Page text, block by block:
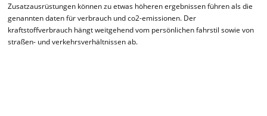
Zusatzausrüstungen können zu etwas höheren ergebnissen führen als die
genannten daten für verbrauch und co2-emissionen. Der
kraftstoffverbrauch hängt weitgehend vom persönlichen fahrstil sowie von
straßen- und verkehrsverhältnissen ab.